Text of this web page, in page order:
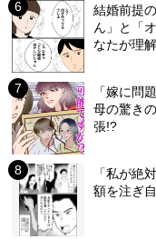
結婚前提
ん」と「
なたが理
「嫁に問
母の驚き
張!?
「私が絶
額を注ぎ